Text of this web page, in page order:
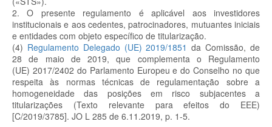
2.O presente regulamento é aplicável aos investidores
institucionais e aos cedentes, patrocinadores, mutuantes iniciais
e entidades com objeto específico de titularização.
(4) Regulamento Delegado (UE) 2019/1851 da Comissão, de
28 de maio de 2019, que complementa o Regulamento
(UE) 2017/2402 do Parlamento Europeu e do Conselho no que
respeita às normas técnicas de regulamentação sobre a
homogeneidade das posições em risco subjacentes a
titularizações (Texto relevante para efeitos do EEE)
[C/2019/3785]. JO L 285 de 6.11.2019, p. 1-5.